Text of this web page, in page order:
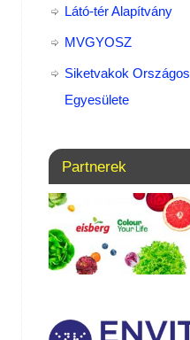
Látó-tér Alapítvány
MVGYOSZ
Siketvakok Országos
Egyesülete
Partnerek